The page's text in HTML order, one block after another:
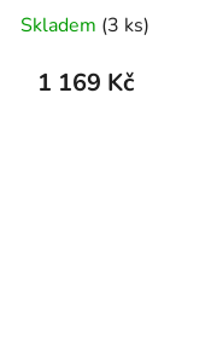
Skladem (3 ks)
1 169 Kč